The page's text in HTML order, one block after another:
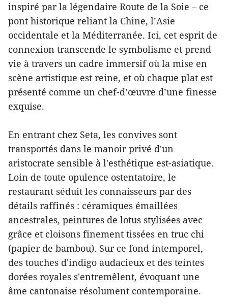
inspiré par la légendaire Route de la Soie – ce
pont historique reliant la Chine, l’Asie
occidentale et la Méditerranée. Ici, cet esprit de
connexion transcende le symbolisme et prend
vie à travers un cadre immersif où la mise en
scène artistique est reine, et où chaque plat est
présenté comme un chef-d’œuvre d’une finesse
exquise.
En entrant chez Seta, les convives sont
transportés dans le manoir privé d'un
aristocrate sensible à l'esthétique est-asiatique.
Loin de toute opulence ostentatoire, le
restaurant séduit les connaisseurs par des
détails raffinés : céramiques émaillées
ancestrales, peintures de lotus stylisées avec
grâce et cloisons finement tissées en truc chi
(papier de bambou). Sur ce fond intemporel,
des touches d'indigo audacieux et des teintes
dorées royales s'entremêlent, évoquant une
âme cantonaise résolument contemporaine.